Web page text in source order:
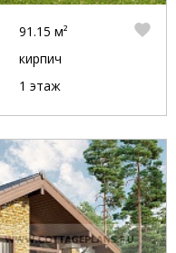
91.15 м²
кирпич
1 этаж